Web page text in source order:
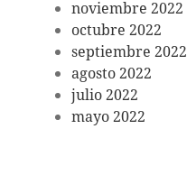
noviembre 2022
octubre 2022
septiembre 2022
agosto 2022
julio 2022
mayo 2022